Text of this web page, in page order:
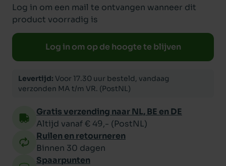
Log in om een mail te ontvangen wanneer dit
product voorradig is
Log in om op de hoogte te blijven
Levertijd: Voor 17.30 uur besteld, vandaag
verzonden MA t/m VR. (PostNL)
Gratis verzending naar NL, BE en DE
Altijd vanaf € 49,- (PostNL)
Ruilen en retourneren
Binnen 30 dagen
Spaarpunten